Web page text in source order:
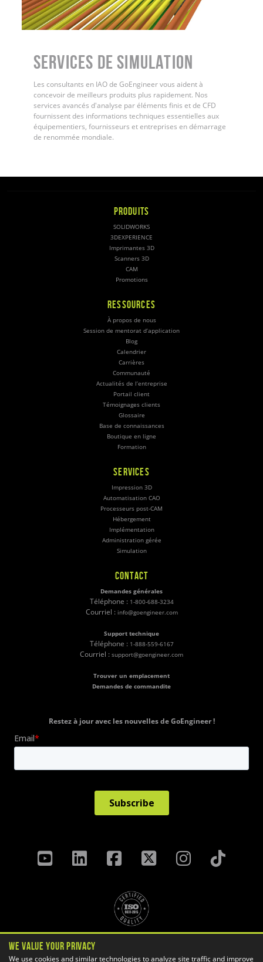
Services de simulation
Les consultants en IAO de GoEngineer vous aident à
concevoir de meilleurs produits plus rapidement. Nos
services avancés d'analyse par éléments finis et de CFD
fournissent des informations techniques essentielles aux
équipementiers, fournisseurs et entreprises en démarrage
de renommée mondiale.
PRODUITS
SOLIDWORKS
3DEXPERIENCE
Imprimantes 3D
Scanners 3D
CAM
Promotions
RESSOURCES
À propos de nous
Session de mentorat d’application
Blog
Calendrier
Carrières
Communauté
Actualités de l’entreprise
Portail client
Témoignages clients
Glossaire
Base de connaissances
Boutique en ligne
Formation
SERVICES
Impression 3D
Automatisation CAO
Processeurs post-CAM
Hébergement
Implémentation
Administration gérée
Simulation
CONTACT
Demandes générales
Téléphone : 1-800-688-3234
Courriel : info@goengineer.com
Support technique
Téléphone : 1-888-559-6167
Courriel : support@goengineer.com
Trouver un emplacement
Demandes de commandite
Restez à jour avec les nouvelles de GoEngineer !
Politique de confidentialité
We Value Your Privacy
We use cookies and similar technologies to analyze site traffic and improve